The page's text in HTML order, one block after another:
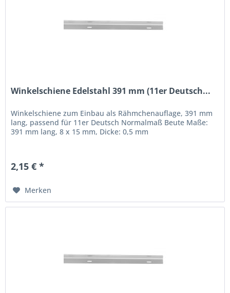
Winkelschiene Edelstahl 391 mm (11er Deutsch...
Winkelschiene zum Einbau als Rähmchenauflage, 391 mm
lang, passend für 11er Deutsch Normalmaß Beute Maße:
391 mm lang, 8 x 15 mm, Dicke: 0,5 mm
2,15 € *
Merken